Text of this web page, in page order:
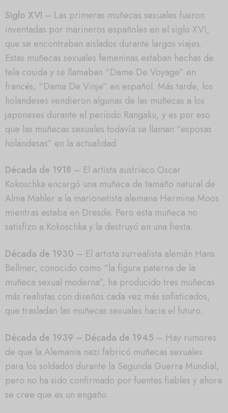
Siglo XVI – Las primeras muñecas sexuales fueron
inventadas por marineros españoles en el siglo XVI,
que se encontraban aislados durante largos viajes.
Estas muñecas sexuales femeninas estaban hechas de
tela cosida y se llamaban “Dame De Voyage” en
francés, “Dama De Vinje” en español. Más tarde, los
holandeses vendieron algunas de las muñecas a los
japoneses durante el período Rangaku, y es por eso
que las muñecas sexuales todavía se llaman “esposas
holandesas” en la actualidad.
Década de 1918 – El artista austríaco Oscar
Kokoschka encargó una muñeca de tamaño natural de
Alma Mahler a la marionetista alemana Hermine Moos
mientras estaba en Dresde. Pero esta muñeca no
satisfizo a Kokoschka y la destruyó en una fiesta.
Década de 1930 – El artista surrealista alemán Hans
Bellmer, conocido como “la figura paterna de la
muñeca sexual moderna”, ha producido tres muñecas
más realistas con diseños cada vez más sofisticados,
que trasladan las muñecas sexuales hacia el futuro.
Década de 1939 – Década de 1945 – Hay rumores
de que la Alemania nazi fabricó muñecas sexuales
para los soldados durante la Segunda Guerra Mundial,
pero no ha sido confirmado por fuentes fiables y ahora
se cree que es un engaño.